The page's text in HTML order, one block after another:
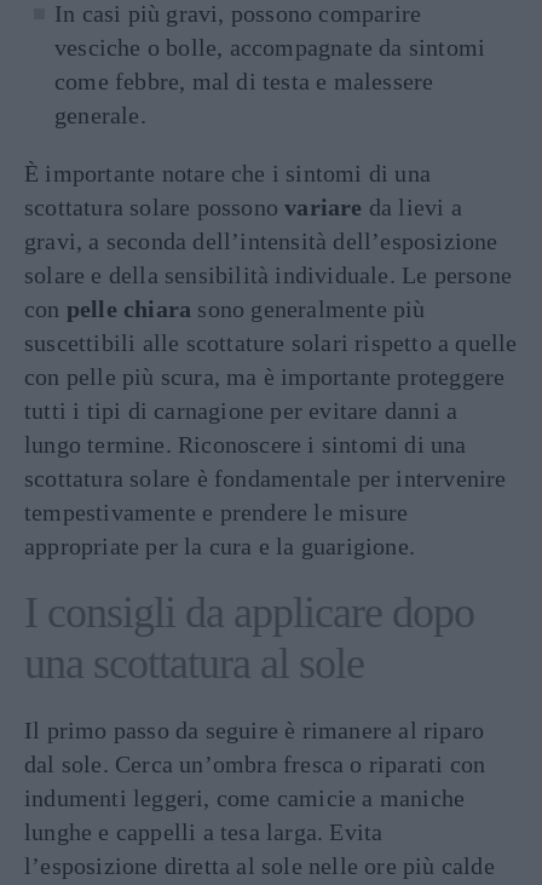
In casi più gravi, possono comparire
vesciche o bolle, accompagnate da sintomi
come febbre, mal di testa e malessere
generale.
È importante notare che i sintomi di una
scottatura solare possonovariare da lievi a
gravi, a seconda dell’intensità dell’esposizione
solare e della sensibilità individuale. Le persone
con pelle chiara sono generalmente più
suscettibili alle scottature solari rispetto a quelle
con pelle più scura, ma è importante proteggere
tutti i tipi di carnagione per evitare danni a
lungo termine. Riconoscere i sintomi di una
scottatura solare è fondamentale per intervenire
tempestivamente e prendere le misure
appropriate per la cura e la guarigione.
I consigli da applicare dopo
una scottatura al sole
Il primo passo da seguire è rimanere al riparo
dal sole. Cerca un’ombra fresca o riparati con
indumenti leggeri, come camicie a maniche
lunghe e cappelli a tesa larga. Evita
l’esposizione diretta al sole nelle ore più calde